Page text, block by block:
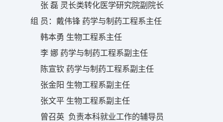
张 磊 灵长类转化医学研究院副院长
组 员：戴伟锋 药学与制药工程系主任
韩本勇 生物工程系主任
李 娜 药学与制药工程系副主任
陈宣钦 药学与制药工程系副主任
张金阳 生物工程系副主任
张文平 生物工程系副主任
曾召英 负责本科就业工作的辅导员